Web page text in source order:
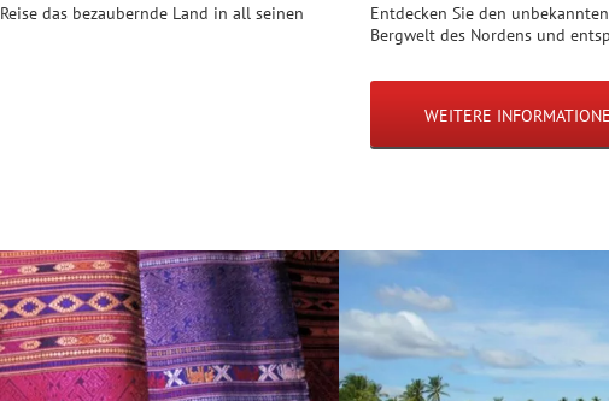
das bezaubernde Land in all seinen
Entdecken Sie den
Bergwelt des Nordens und
WEITERE